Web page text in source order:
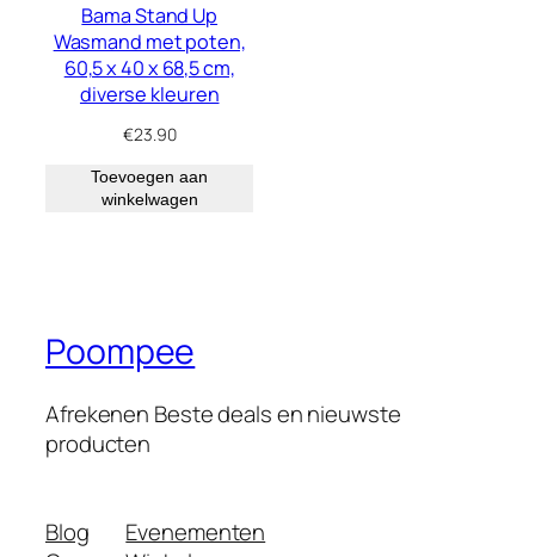
Bama Stand Up
Wasmand met poten,
60,5 x 40 x 68,5 cm,
diverse kleuren
€23.90
Toevoegen aan
winkelwagen
Poompee
Afrekenen Beste deals en nieuwste
producten
Blog
Evenementen